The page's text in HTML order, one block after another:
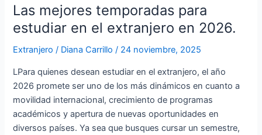
Las mejores temporadas para
estudiar en el extranjero en 2026.
Extranjero / Diana Carrillo/ 24 noviembre, 2025
LPara quienes desean estudiar en el extranjero, el año
2026 promete ser uno de los más dinámicos en cuanto a
movilidad internacional, crecimiento de programas
académicos y apertura de nuevas oportunidades en
diversos países. Ya sea que busques cursar un semestre,
extranjero
2026.